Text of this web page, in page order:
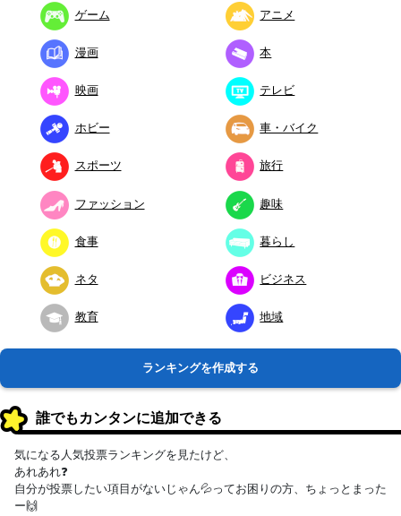
ゲーム アニメ
漫画 本
映画 テレビ
ホビー 車・バイク
スポーツ 旅行
ファッション 趣味
食事 暮らし
ネタ ビジネス
教育 地域
ランキングを作成する
誰でもカンタンに追加できる
気になる人気投票ランキングを見たけど、
あれあれ❓
自分が投票したい項目がないじゃん💦ってお困りの方、ちょっとまった
ー🙌